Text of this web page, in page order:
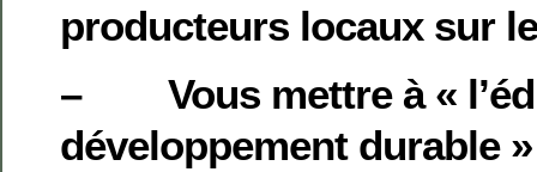
producteurs locaux sur
– Vous mettre à «
développement durable